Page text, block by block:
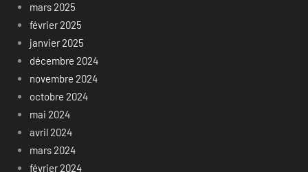
mars 2025
février 2025
janvier 2025
décembre 2024
novembre 2024
octobre 2024
mai 2024
avril 2024
mars 2024
février 2024